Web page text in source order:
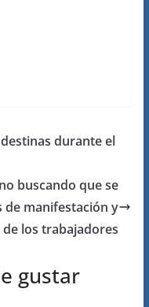
durante el
buscando que se
de manifestación y
los trabajadores
gustar